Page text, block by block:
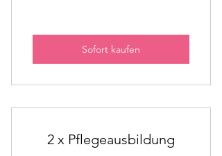
Sofort kaufen
2 x Pflegeausbildung